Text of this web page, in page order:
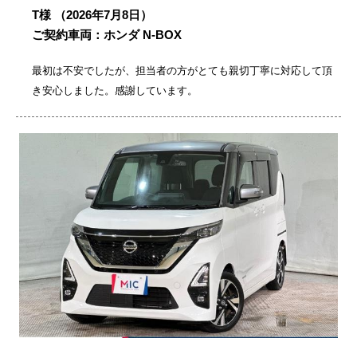
T様
（2026年7月8日）
ご契約車両：ホンダ N-BOX
最初は不安でしたが、担当者の方がとても親切丁寧に対応して頂
き安心しました。感謝しています。